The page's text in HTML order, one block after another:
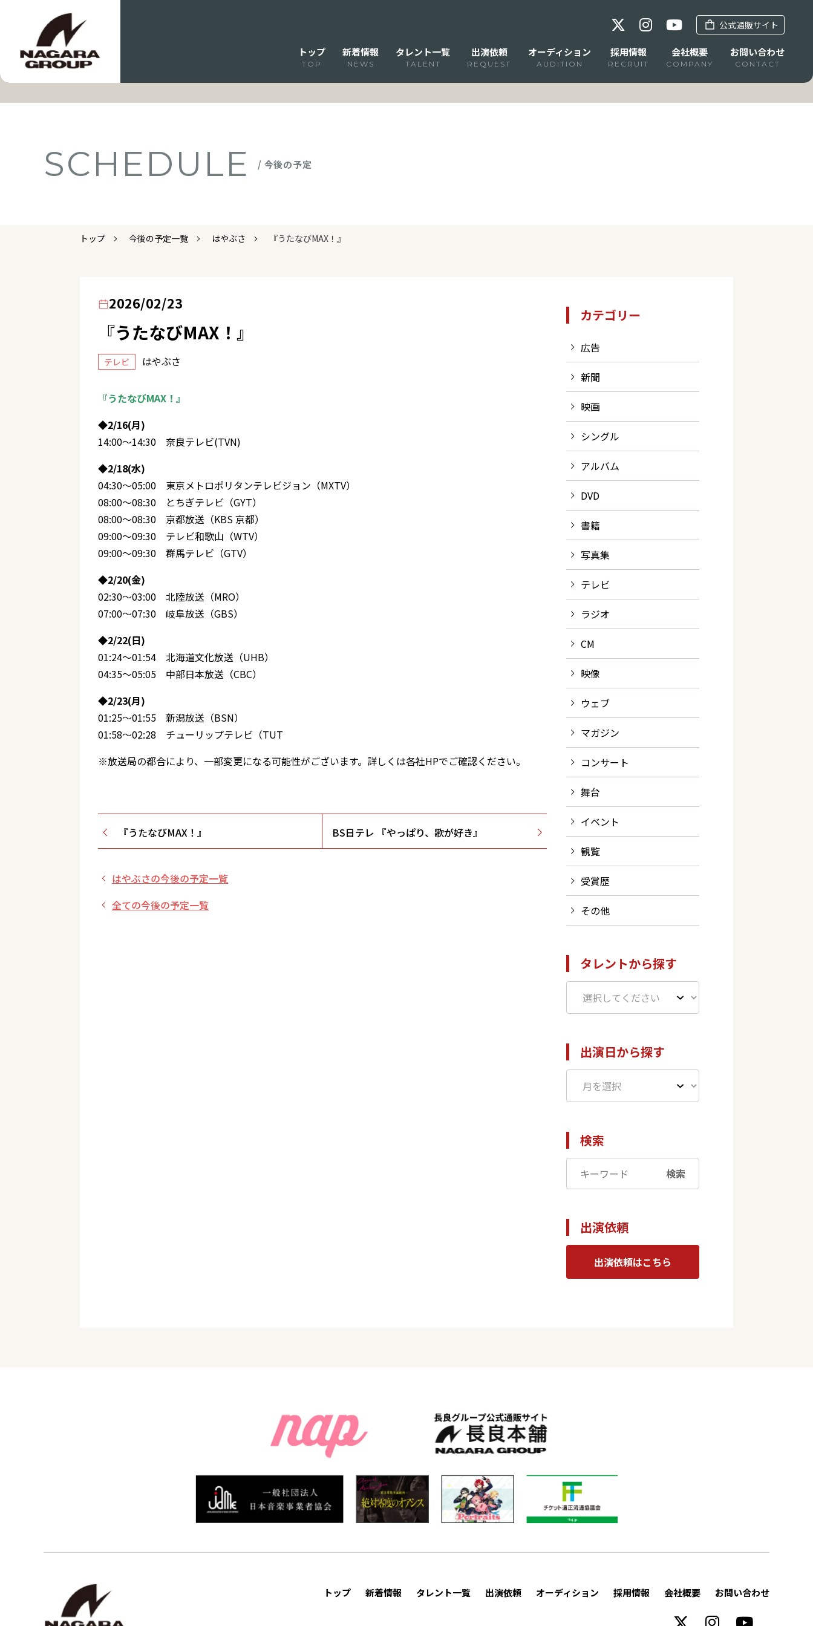
公式通販サイト
トップ
TOP
新着情報
NEWS
タレント一覧
TALENT
出演依頼
REQUEST
オーディション
AUDITION
採用情報
RECRUIT
会社概要
COMPANY
お問い合わせ
CONTACT
SCHEDULE / 今後の予定
トップ 今後の予定一覧 はやぶさ 『うたなびMAX！』
2026/02/23
『うたなびMAX！』
テレビ はやぶさ
『うたなびMAX！』
◆2/16(月)
14:00～14:30 奈良テレビ(TVN)
◆2/18(水)
04:30～05:00 東京メトロポリタンテレビジョン（MXTV）
08:00～08:30 とちぎテレビ（GYT）
08:00～08:30 京都放送（KBS 京都）
09:00～09:30 テレビ和歌山（WTV）
09:00～09:30 群馬テレビ（GTV）
◆2/20(金)
02:30～03:00 北陸放送（MRO）
07:00～07:30 岐阜放送（GBS）
◆2/22(日)
01:24～01:54 北海道文化放送（UHB）
04:35～05:05 中部日本放送（CBC）
◆2/23(月)
01:25～01:55 新潟放送（BSN）
01:58～02:28 チューリップテレビ（TUT
※放送局の都合により、一部変更になる可能性がございます。詳しくは各社HPでご確認ください。
『うたなびMAX！』 BS日テレ 『やっぱり、歌が好き』
はやぶさの今後の予定一覧
全ての今後の予定一覧
カテゴリー
広告
新聞
映画
シングル
アルバム
DVD
書籍
写真集
テレビ
ラジオ
CM
映像
ウェブ
マガジン
コンサート
舞台
イベント
観覧
受賞歴
その他
タレントから探す
出演日から探す
検索
検索
出演依頼
出演依頼はこちら
トップ 新着情報 タレント一覧 出演依頼 オーディション 採用情報 会社概要 お問い合わせ